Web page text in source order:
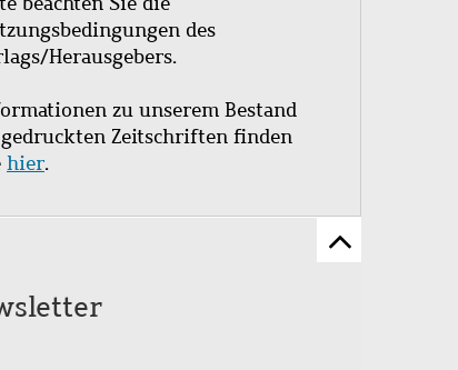
des
Herausgebers.
zu unserem Bestand
Zeitschriften finden
hier.
Zum